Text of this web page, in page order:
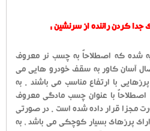
جدا کردن راننده از سرنشین :
شده که اصطلاحاٌ به چسب نر معروف
آسان کاور به سقف خودرو هایی می
با ارتفاع مناسب می باشند . به
با عنوان چسب مادگی معروف
مجزا قرار داده شده است . در صورتی
پرزهای بسیار کوچکی می باشد ، به